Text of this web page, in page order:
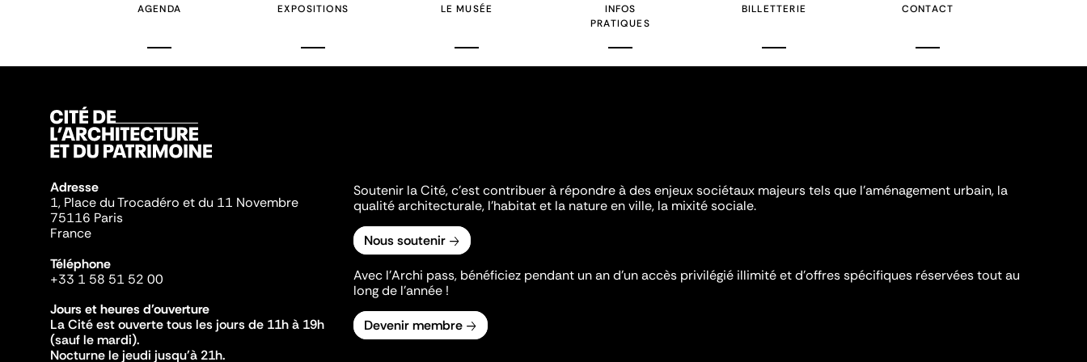
AGENDA EXPOSITIONS LE MUSÉE
INFOS
PRATIQUES
BILLETTERIE CONTACT
Adresse
1, Place du Trocadéro et du 11 Novembre
75116 Paris
France
Téléphone
+33 1 58 51 52 00
Jours et heures d'ouverture
La Cité est ouverte tous les jours de 11h à 19h
(sauf le mardi).
Nocturne le jeudi jusqu'à 21h.
Soutenir la Cité, c'est contribuer à répondre à des enjeux sociétaux majeurs tels que l'aménagement urbain, la
qualité architecturale, l'habitat et la nature en ville, la mixité sociale.
Nous soutenir
Avec l’Archi pass, bénéficiez pendant un an d’un accès privilégié illimité et d’offres spécifiques réservées tout au
long de l’année !
Devenir membre